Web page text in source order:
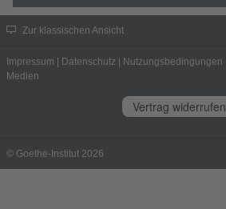
Zur klassischen Ansicht
Impressum Datenschutz Nutzungsbedingungen
Medien
Vertrag widerrufen
© Goethe-Institut 2026